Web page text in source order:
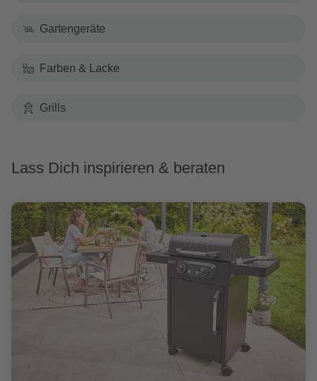
Gartengeräte
Farben & Lacke
Grills
Lass Dich inspirieren & beraten